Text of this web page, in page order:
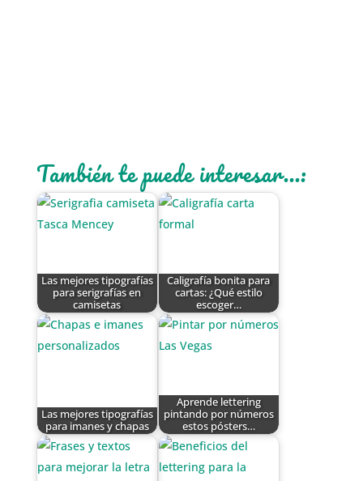
También te puede interesar...:
Las mejores tipografías
para serigrafías en
camisetas
Caligrafía bonita para
cartas: ¿Qué estilo
escoger…
Las mejores tipografías
para imanes y chapas
Aprende lettering
pintando por números
estos pósters…